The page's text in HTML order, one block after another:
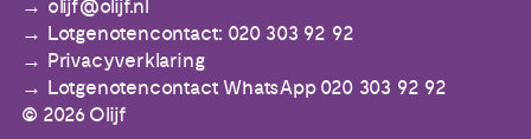
olijf@olijf.nl
Lotgenotencontact: 020 303 92 92
Privacyverklaring
Lotgenotencontact WhatsApp 020 303 92 92
© 2026 Olijf